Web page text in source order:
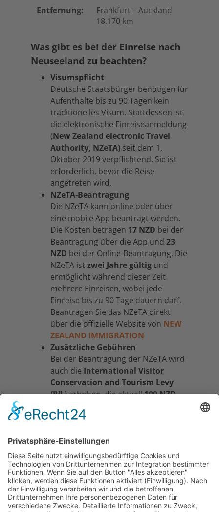
Entfernung:
Frankfurt – Auckland
18.170 km
Was gibt es bei der Einreise nach
Neuseeland zu beachten?
Visumspflicht
Deutsche Staatsbürger benötigen für
Aufenthalte bis zu 90 Tagen kein
traditionelles Visum. Stattdessen ist
die elektronische Einreiseanmeldung
(New Zealand electronic Travel
Authority, NZeTA) seit dem 1.
Oktober 2019 verpflichtend. Sie ist
erforderlich, bevor die Reise
angetreten wird.
NZeTA-Beantragung
Die NZeTA kann online oder über
eine mobile App beantragt werden.
Die Kosten betragen 17 NZD bei der
Beantragung über die App und 23
NZD bei der Online-Beantragung. Die
NZeTA ist zwei Jahre gültig und
ermöglicht während dieser Zeit
mehrere Einreisen, wobei jede
Einreise bis zu 90 Tage dauern darf.
Beantragen Sie das NZeTA direkt
über die offizielle Website von NEW
ZEALAND IMMIGRATION
Zusätzliche Gebühren
Bei der Beantragung der NZeTA wird
auch die International Visitor
Conservation and Tourism Levy
(IVL)erhoben, die aktuell100 NZD
Unterstützung von
Naturschutzprojekten.
Empfohlene Vorlaufzeit
Es wird empfohlen, die NZeTA
mindestens72 Stunden vor Abflug
zu beantragen, um Verzögerungen
zu vermeiden.